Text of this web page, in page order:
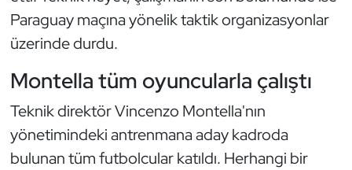
Paraguay maçına yönelik taktik organizasyonlar
üzerinde durdu.
Montella tüm oyuncularla çalıştı
Teknik direktör Vincenzo Montella'nın
yönetimindeki antrenmana aday kadroda
bulunan tüm futbolcular katıldı. Herhangi bir
Karate
Kayak
Kempo
Kick Boks